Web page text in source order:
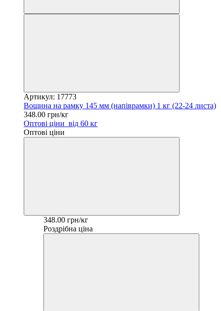
Артикул: 17773
Вощина на рамку 145 мм (напіврамки) 1 кг (22-24 листа)
348.00 грн/кг
Оптові ціни від 60 кг
Оптові ціни
348.00 грн/кг
Роздрібна ціна